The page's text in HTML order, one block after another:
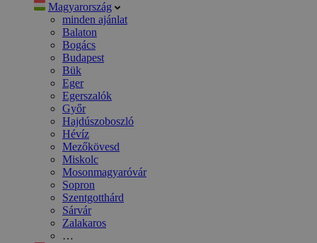
Magyarország
minden ajánlat
Balaton
Bogács
Budapest
Bük
Eger
Egerszalók
Győr
Hajdúszoboszló
Hévíz
Mezőkövesd
Miskolc
Mosonmagyaróvár
Sopron
Szentgotthárd
Sárvár
Zalakaros
…